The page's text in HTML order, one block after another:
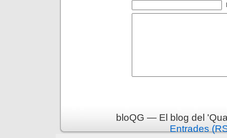
bloQG — El blog del
Entrades